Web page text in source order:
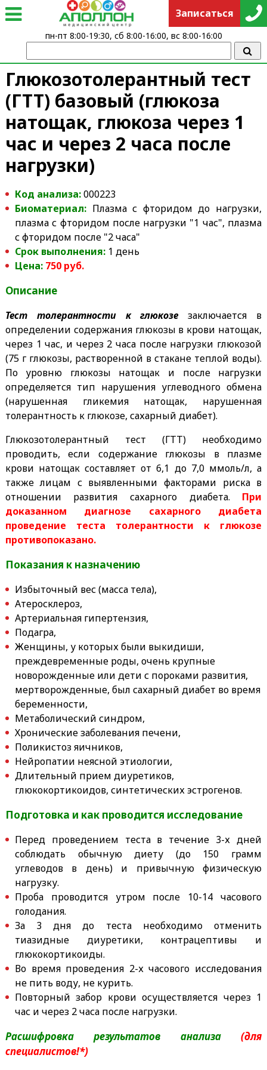
Глюкозотолерантный тест
(ГТТ) базовый (глюкоза
натощак, глюкоза через 1
час и через 2 часа после
нагрузки)
Код анализа:000223
Биоматериал: Плазма с фторидом до нагрузки,
плазма с фторидом после нагрузки "1 час", плазма
с фторидом после "2 часа"
Срок выполнения:1 день
Цена: 750 руб.
Описание
Тест толерантности к глюкозезаключается в
определении содержания глюкозы в крови натощак,
через 1 час, и через 2 часа после нагрузки глюкозой
(75 г глюкозы, растворенной в стакане теплой воды).
По уровню глюкозы натощак и после нагрузки
определяется тип нарушения углеводного обмена
(нарушенная гликемия натощак, нарушенная
толерантность к глюкозе, сахарный диабет).
Глюкозотолерантный тест (ГТТ) необходимо
проводить, если содержание глюкозы в плазме
крови натощак составляет от 6,1 до 7,0 ммоль/л, а
также лицам с выявленными факторами риска в
отношении развития сахарного диабета. При
доказанном диагнозе сахарного диабета
проведение теста толерантности к глюкозе
противопоказано.
Показания к назначению
Избыточный вес (масса тела),
Атеросклероз,
Артериальная гипертензия,
Подагра,
Женщины, у которых были выкидиши,
преждевременные роды, очень крупные
новорожденные или дети с пороками развития,
мертворожденные, был сахарный диабет во время
беременности,
Метаболический синдром,
Хронические заболевания печени,
Поликистоз яичников,
Нейропатии неясной этиологии,
Длительный прием диуретиков,
глюкокортикоидов, синтетических эстрогенов.
Подготовка и как проводится исследование
Перед проведением теста в течение 3-х дней
соблюдать обычную диету (до 150 грамм
углеводов в день) и привычную физическую
нагрузку.
Проба проводится утром после 10-14 часового
голодания.
За 3 дня до теста необходимо отменить
тиазидные диуретики, контрацептивы и
глюкокортикоиды.
Во время проведения 2-х часового исследования
не пить воду, не курить.
Повторный забор крови осуществляется через 1
час и через 2 часа после нагрузки.
Расшифровка результатов анализа(для
специалистов!*)
Записаться
пн-пт 8:00-19:30, сб 8:00-16:00, вс 8:00-16:00